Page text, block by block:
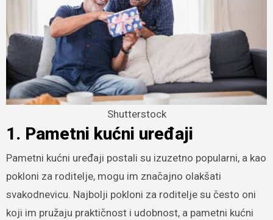
Shutterstock
1. Pametni kućni uređaji
Pametni kućni uređaji postali su izuzetno popularni, a kao
pokloni za roditelje, mogu im značajno olakšati
svakodnevicu. Najbolji pokloni za roditelje su često oni
koji im pružaju praktičnost i udobnost, a pametni kućni